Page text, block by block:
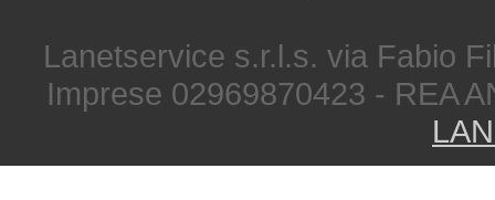
Lanetservice s.r.l.s. via Fabio
Imprese 02969870423 - REA